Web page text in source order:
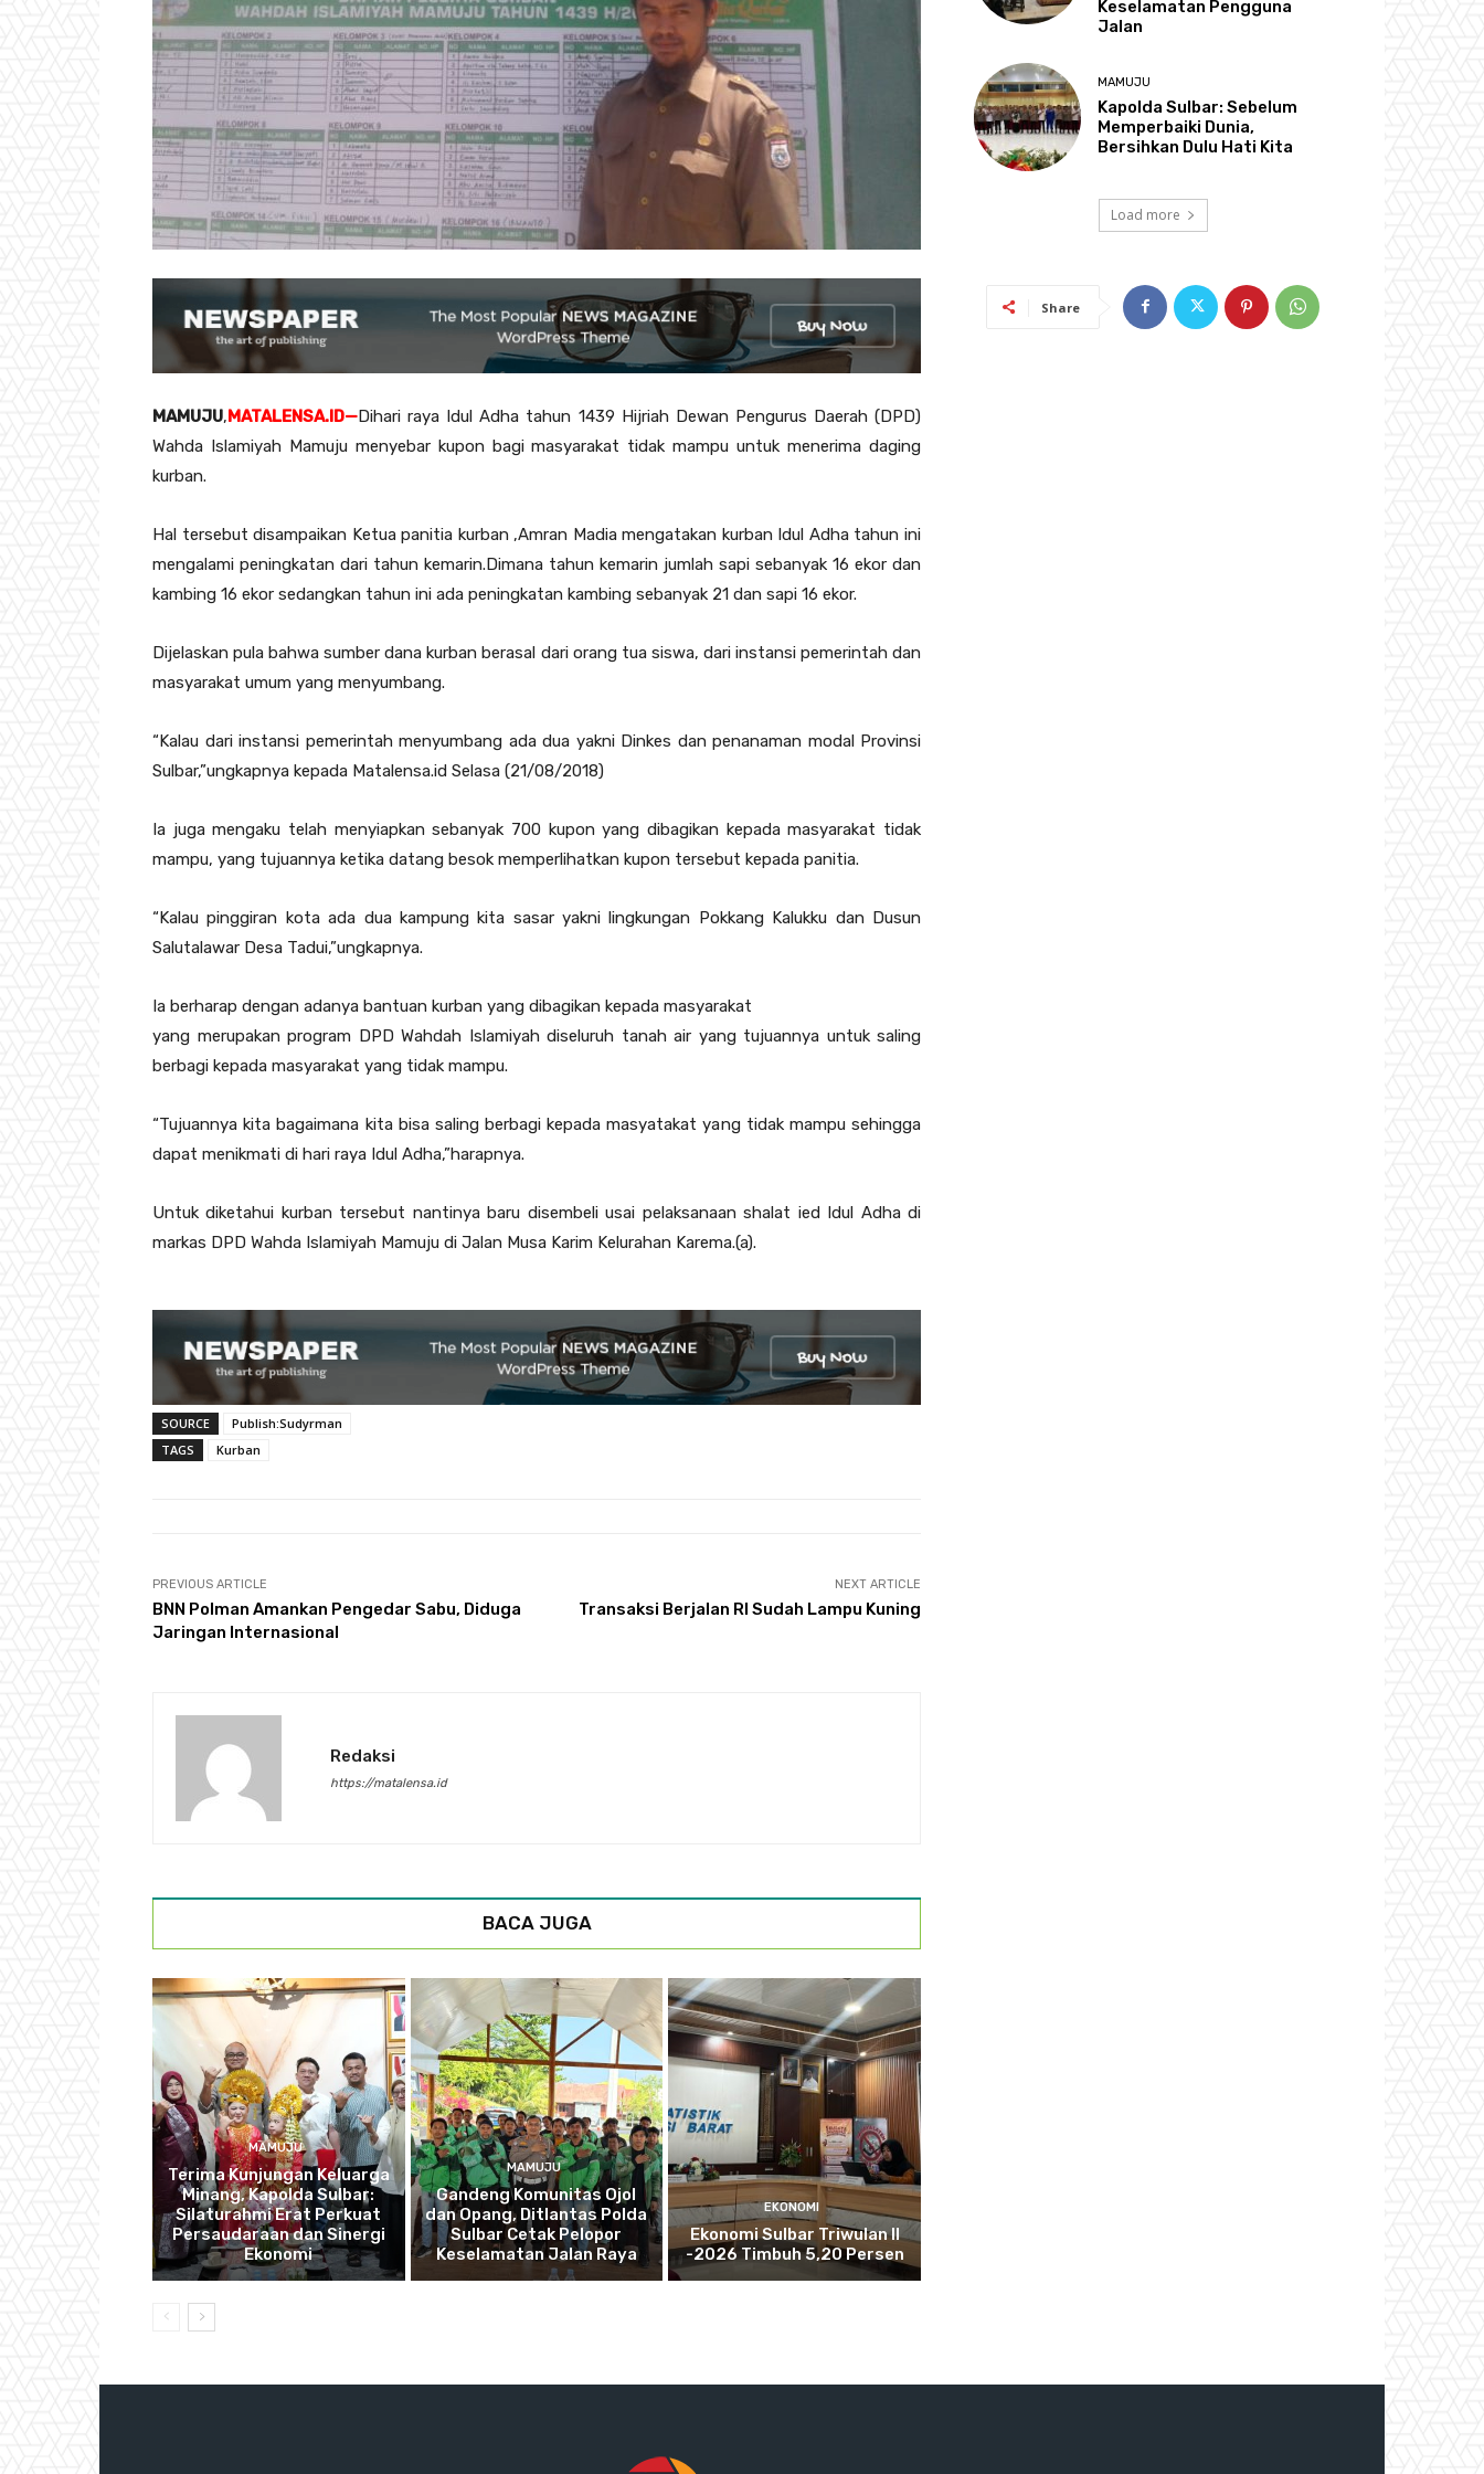
MAMUJU,MATALENSA.ID—Dihari raya Idul Adha tahun 1439 Hijriah Dewan Pengurus Daerah (DPD)
Wahda Islamiyah Mamuju menyebar kupon bagi masyarakat tidak mampu untuk menerima daging
kurban.
Hal tersebut disampaikan Ketua panitia kurban ,Amran Madia mengatakan kurban Idul Adha tahun ini
mengalami peningkatan dari tahun kemarin.Dimana tahun kemarin jumlah sapi sebanyak 16 ekor dan
kambing 16 ekor sedangkan tahun ini ada peningkatan kambing sebanyak 21 dan sapi 16 ekor.
Dijelaskan pula bahwa sumber dana kurban berasal dari orang tua siswa, dari instansi pemerintah dan
masyarakat umum yang menyumbang.
“Kalau dari instansi pemerintah menyumbang ada dua yakni Dinkes dan penanaman modal Provinsi
Sulbar,”ungkapnya kepada Matalensa.id Selasa (21/08/2018)
Ia juga mengaku telah menyiapkan sebanyak 700 kupon yang dibagikan kepada masyarakat tidak
mampu, yang tujuannya ketika datang besok memperlihatkan kupon tersebut kepada panitia.
“Kalau pinggiran kota ada dua kampung kita sasar yakni lingkungan Pokkang Kalukku dan Dusun
Salutalawar Desa Tadui,”ungkapnya.
Ia berharap dengan adanya bantuan kurban yang dibagikan kepada masyarakat
yang merupakan program DPD Wahdah Islamiyah diseluruh tanah air yang tujuannya untuk saling
berbagi kepada masyarakat yang tidak mampu.
“Tujuannya kita bagaimana kita bisa saling berbagi kepada masyatakat yang tidak mampu sehingga
dapat menikmati di hari raya Idul Adha,”harapnya.
Untuk diketahui kurban tersebut nantinya baru disembeli usai pelaksanaan shalat ied Idul Adha di
markas DPD Wahda Islamiyah Mamuju di Jalan Musa Karim Kelurahan Karema.(a).
SOURCE
Publish:Sudyrman
TAGS
Kurban
PREVIOUS ARTICLE
BNN Polman Amankan Pengedar Sabu, Diduga
Jaringan Internasional
NEXT ARTICLE
Transaksi Berjalan RI Sudah Lampu Kuning
Redaksi
https://matalensa.id
BACA JUGA
MAMUJU
Terima Kunjungan Keluarga
Minang, Kapolda Sulbar:
Silaturahmi Erat Perkuat
Persaudaraan dan Sinergi
Ekonomi
MAMUJU
Gandeng Komunitas Ojol
dan Opang, Ditlantas Polda
Sulbar Cetak Pelopor
Keselamatan Jalan Raya
EKONOMI
Ekonomi Sulbar Triwulan II
-2026 Timbuh 5,20 Persen
Keselamatan Pengguna
Jalan
MAMUJU
Kapolda Sulbar: Sebelum
Memperbaiki Dunia,
Bersihkan Dulu Hati Kita
Load more
Share